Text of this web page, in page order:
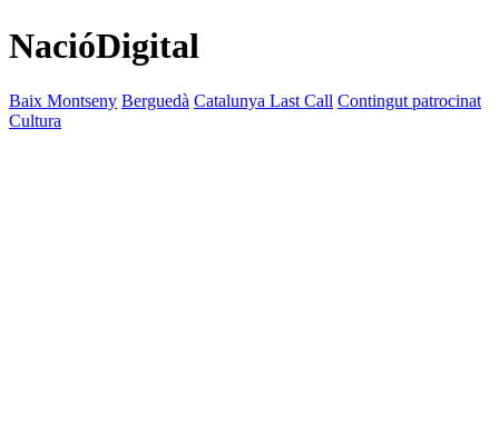
NacióDigital
Baix Montseny Berguedà Catalunya Last Call Contingut patrocinat
Cultura